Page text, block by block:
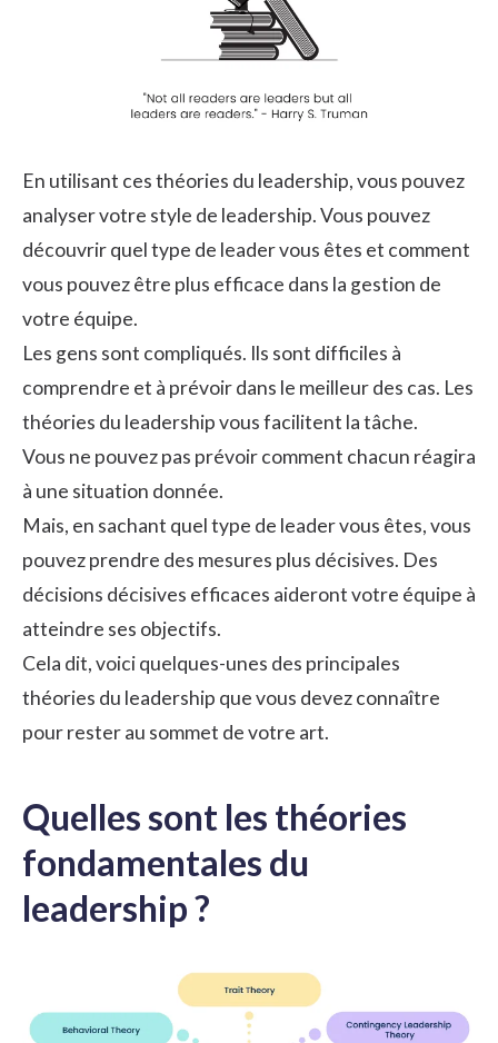
En utilisant ces théories du leadership, vous pouvez
analyser votre style de leadership. Vous pouvez
découvrir quel type de leader vous êtes et comment
vous pouvez être plus efficace dans la gestion de
votre équipe.
Les gens sont compliqués. Ils sont difficiles à
comprendre et à prévoir dans le meilleur des cas. Les
théories du leadership vous facilitent la tâche.
Vous ne pouvez pas prévoir comment chacun réagira
à une situation donnée.
Mais, en sachant quel type de leader vous êtes, vous
pouvez prendre des mesures plus décisives. Des
décisions décisives efficaces aideront votre équipe à
atteindre ses objectifs.
Cela dit, voici quelques-unes des principales
théories du leadership que vous devez connaître
pour rester au sommet de votre art.
Quelles sont les théories
fondamentales du
leadership ?